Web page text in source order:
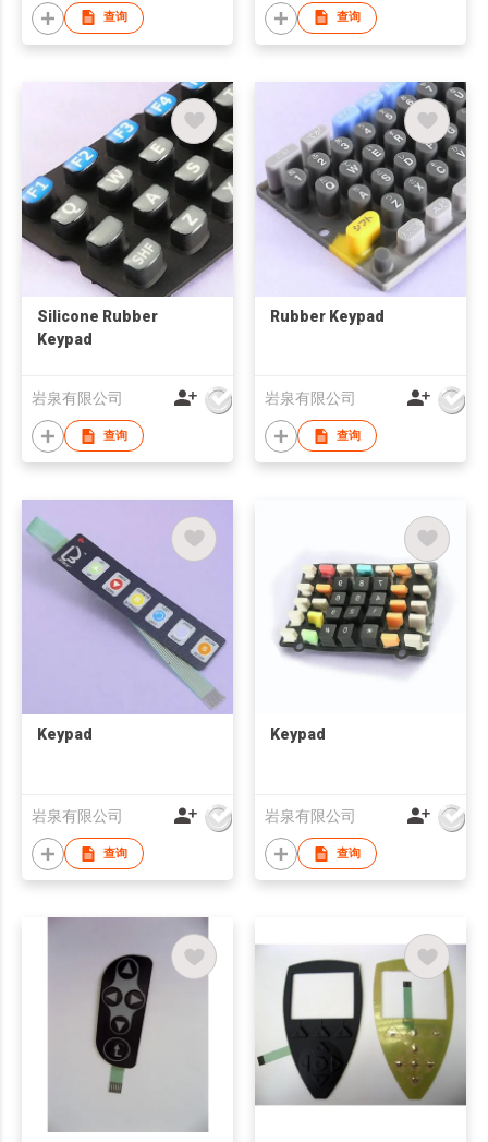
查询 查询
Silicone Rubber
Keypad
岩泉有限公司
查询
Rubber Keypad
岩泉有限公司
查询
Keypad
岩泉有限公司
查询
Keypad
岩泉有限公司
查询